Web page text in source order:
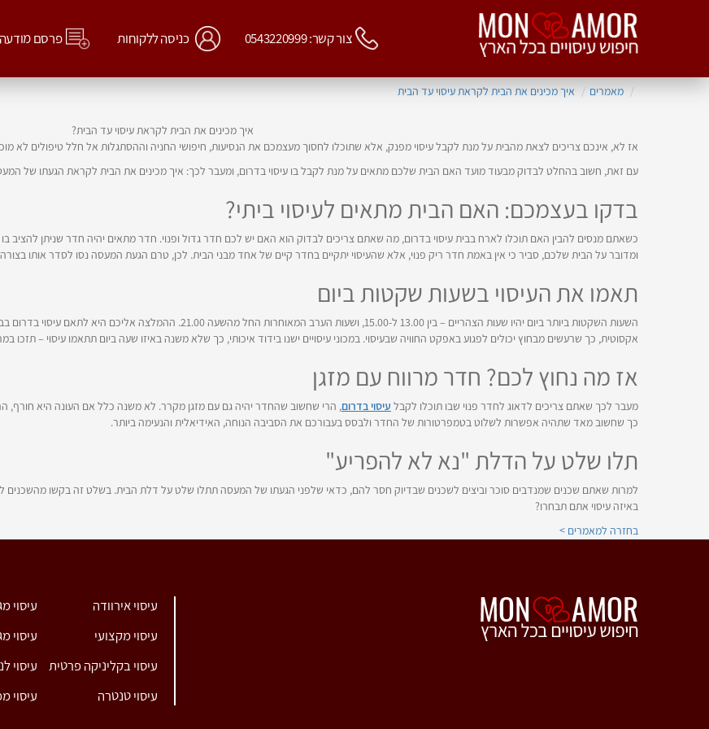
צור קשר: 0543220999 כניסה ללקוחות פרסם
מאמרים איך מכינים את הבית לקראת עיסוי עד הבית
איך מכינים את הבית לקראת עיסוי עד הבית?
אז לא, אינכם צריכים לצאת מהבית על מנת לקבל עיסוי מפנק, אלא שתוכלו לחסוך מעצמכם את הנסיעות, חיפושי החניה וההסתגלות אל חלל טיפולים לא
עם זאת, חשוב בהחלט לבדוק מבעוד מועד האם הבית שלכם מתאים על מנת לקבל בו עיסוי בדרום, ומעבר לכך: איך מכינים את הבית לקראת הגעתו של
בדקו בעצמכם: האם הבית מתאים לעיסוי ביתי?
כשאתם מנסים להבין האם תוכלו לארח בבית עיסוי בדרום, מה שאתם צריכים לבדוק הוא האם יש לכם חדר גדול ופנוי. חדר מתאים יהיה חדר שניתן להציב
ומדובר על הבית שלכם, סביר כי אין באמת חדר ריק פנוי, אלא שהעיסוי יתקיים בחדר קיים של אחד מבני הבית. לכן, טרם הגעת המעסה נסו לסדר אותו
תאמו את העיסוי בשעות שקטות ביום
השעות השקטות ביותר ביום יהיו שעות הצהריים – בין 13.00 ל-15.00, ושעות
אקסוטית, כך שרעשים מבחוץ יכולים לפגוע באפקט החוויה שבעיסוי. במכוני עיסויים ישנו בידוד איכותי, כך שלא משנה באיזו שעה ביום תתאמו עיסוי – תזכו
אז מה נחוץ לכם? חדר מרווח עם מזגן
מעבר לכך שאתם צריכים לדאוג לחדר פנוי שבו תוכלו לקבל עיסוי בדרום, הרי שחשוב שהחדר יהיה גם עם מזגן מקרר. לא משנה כלל אם העונה היא חורף,
כך שחשוב מאד שתהיה אפשרות לשלוט בטמפרטורות של החדר ולבסס בעבורכם את הסביבה הנוחה, האידיאלית והנעימה ביותר.
תלו שלט על הדלת "נא לא להפריע"
למרות שאתם שכנים שמנדבים סוכר וביצים לשכנים שבדיוק חסר להם, כדאי שלפני הגעתו של המעסה תתלו שלט על דלת הבית. בשלט זה בקשו
באיזה עיסוי אתם תבחרו?
בחזרה למאמרים >
עיסוי אירוודה
עיסוי מקצועי
עיסוי בקליניקה פרטית
עיסוי טנטרה
עיסוי
עיסוי
עיסוי
עיסוי